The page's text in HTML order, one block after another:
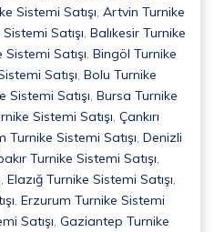
Sistemi Satışı, Artvin Turnike
Satışı, Balıkesir Turnike
Satışı, Bingöl Turnike
Satışı, Bolu Turnike
Sistemi Satışı, Bursa Turnike
Sistemi Satışı, Çankırı
Turnike Sistemi Satışı, Denizli
Turnike Sistemi Satışı,
, Elazığ Turnike Sistemi Satışı,
, Erzurum Turnike Sistemi
Satışı, Gaziantep Turnike